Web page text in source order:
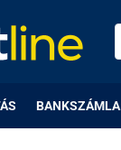
BANKSZÁMLA